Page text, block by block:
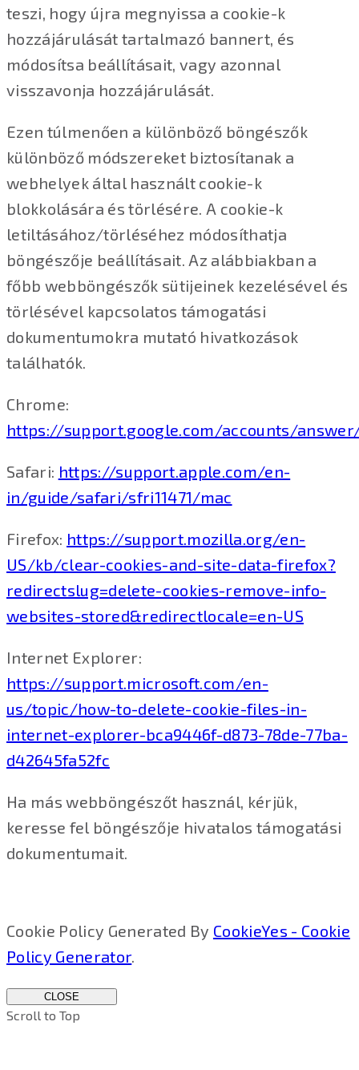
teszi, hogy újra megnyissa a cookie-k
hozzájárulását tartalmazó bannert, és
módosítsa beállításait, vagy azonnal
visszavonja hozzájárulását.
Ezen túlmenően a különböző böngészők
különböző módszereket biztosítanak a
webhelyek által használt cookie-k
blokkolására és törlésére. A cookie-k
letiltásához/törléséhez módosíthatja
böngészője beállításait. Az alábbiakban a
főbb webböngészők sütijeinek kezelésével és
törlésével kapcsolatos támogatási
dokumentumokra mutató hivatkozások
találhatók.
Chrome:
https://support.google.com/accounts/
Safari: https://support.apple.com/en-
in/guide/safari/sfri11471/mac
Firefox: https://support.mozilla.org/en-
US/kb/clear-cookies-and-site-data-firefox?
redirectslug=delete-cookies-remove-info-
websites-stored&redirectlocale=en-US
Internet Explorer:
https://support.microsoft.com/en-
us/topic/how-to-delete-cookie-files-in-
internet-explorer-bca9446f-d873-78de-77ba-
d42645fa52fc
Ha más webböngészőt használ, kérjük,
keresse fel böngészője hivatalos támogatási
dokumentumait.
Cookie Policy Generated By CookieYes - Cookie
Policy Generator.
CLOSE
Scroll to Top